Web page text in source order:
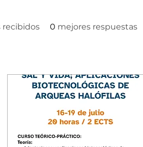
recibidos 0 mejores respuestas